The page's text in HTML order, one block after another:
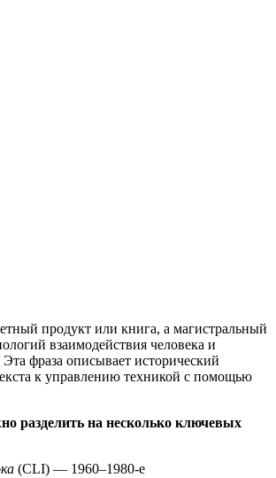
продукт или книга, а магистральный
взаимодействия человека и
фраза описывает исторический
к управлению техникой с помощью
разделить на несколько ключевых
(CLI) — 1960–1980-е